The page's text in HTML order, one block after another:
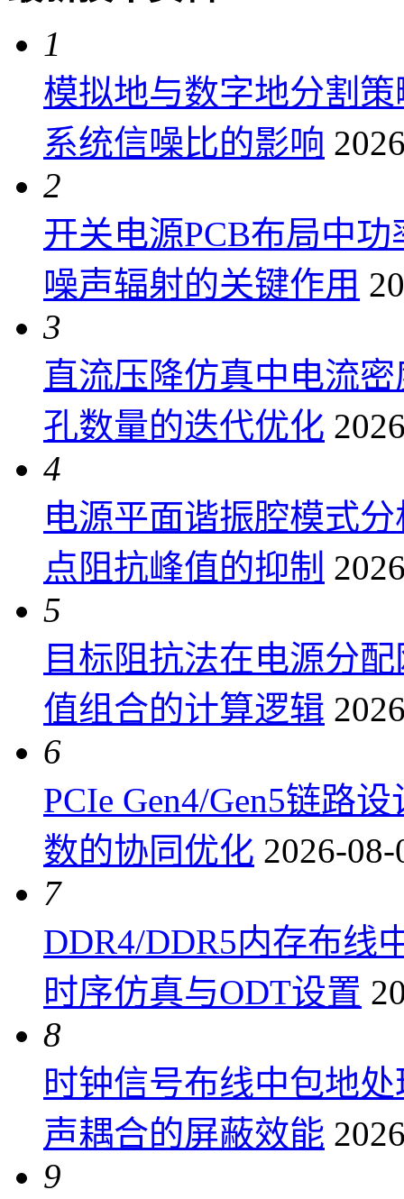
1
模拟地与数字地分割
系统信噪比的影响
2
开关电源PCB布局中
噪声辐射的关键作用
3
直流压降仿真中电流
孔数量的迭代优化
4
电源平面谐振腔模式
点阻抗峰值的抑制
5
目标阻抗法在电源分
值组合的计算逻辑
6
PCIe Gen4/Gen5链路
数的协同优化 2026-
7
DDR4/DDR5内存布线
时序仿真与ODT设置
8
时钟信号布线中包地
声耦合的屏蔽效能
9